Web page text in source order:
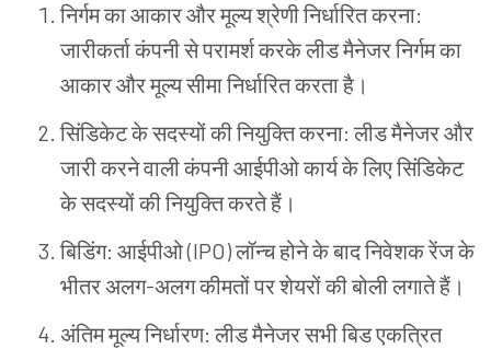
निर्गमकाआकारऔरमूल्यश्रेणीनिर्धारितकरना:
जारीकर्ताकंपनीसेपरामर्शकरकेलीडमैनेजरनिर्गमका
आकारऔरमूल्यसीमानिर्धारितकरताहै।
सिंडिकेटकेसदस्योंकीनियुक्तिकरना:लीडमैनेजरऔर
जारीकरनेवालीकंपनीआईपीओकार्यकेलिएसिंडिकेट
केसदस्योंकीनियुक्तिकरतेहैं।
बिडिंग: आईपीओ(IPO)लॉन्चहोनेकेबादनिवेशकरेंजके
भीतरअलग-अलगकीमतोंपरशेयरोंकीबोलीलगातेहैं।
अंतिममूल्यनिर्धारण:लीडमैनेजरसभीबिडएकत्रित